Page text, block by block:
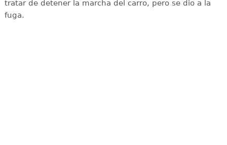
tratar de detener la marcha del carro, pero se dio a la
fuga.